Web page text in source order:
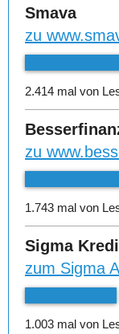
Smava
zu
2.414 mal von
zu
1.743 mal von
Sigma
zum Sigma
1.003 mal von